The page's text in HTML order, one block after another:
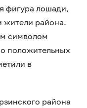
фигура лошади,
жители района.
символом
положительных
в
района